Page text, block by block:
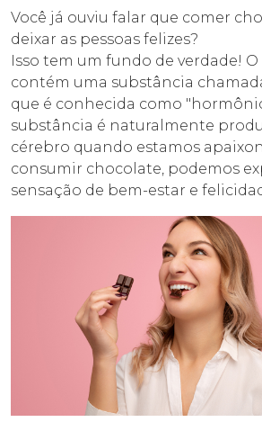
Você já ouviu falar que comer
deixar as pessoas felizes?
Isso tem um fundo de verdade!
contém uma substância
que é conhecida como
substância é naturalmente
cérebro quando estamos
consumir chocolate, podemos
sensação de bem-estar e